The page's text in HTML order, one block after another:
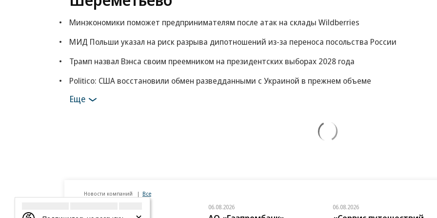
Минэкономики поможет предпринимателям после атак на склады Wildberries
МИД Польши указал на риск разрыва дипотношений из-за переноса посольства России
Трамп назвал Вэнса своим преемником на президентских выборах 2028 года
Politico: США восстановили обмен разведданными с Украиной в прежнем объеме
Еще
Новости компаний Все
06.08.2026 06.08.2026